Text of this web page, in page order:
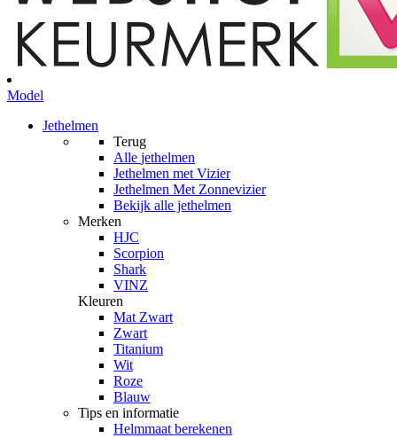
Model
Jethelmen
Terug
Alle jethelmen
Jethelmen met Vizier
Jethelmen Met Zonnevizier
Bekijk alle jethelmen
Merken
HJC
Scorpion
Shark
VINZ
Kleuren
Mat Zwart
Zwart
Titanium
Wit
Roze
Blauw
Tips en informatie
Helmmaat berekenen